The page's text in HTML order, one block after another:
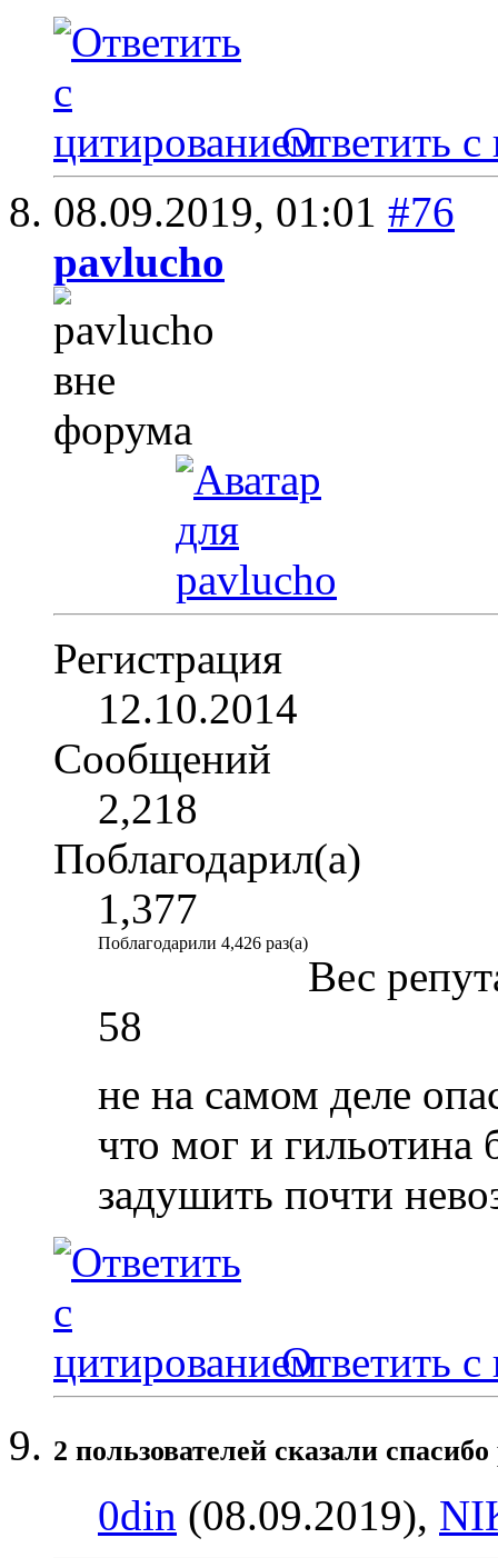
Ответить с
08.09.2019, 01:01 #76
pavlucho
Регистрация
12.10.2014
Сообщений
2,218
Поблагодарил(а)
1,377
Поблагодарили 4,426 раз(а)
Вес
58
не на самом деле
что мог и гильотина
задушить почти
Ответить с
2 пользователей сказали
0din (08.09.2019),